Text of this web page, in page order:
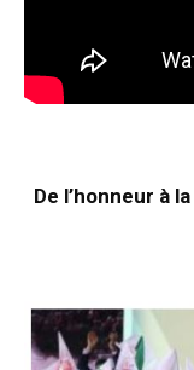
De l’honneur à